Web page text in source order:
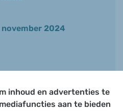
november 2024
inhoud en advertenties te
aan te bieden